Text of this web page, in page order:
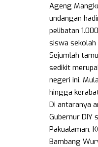
Ageng
undangan
pelibatan
siswa
Sejumlah
sedikit
negeri ini.
hingga
Di antaranya
Gubernur DIY
Pakualaman,
Bambang